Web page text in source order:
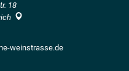
18
weinstrasse.de